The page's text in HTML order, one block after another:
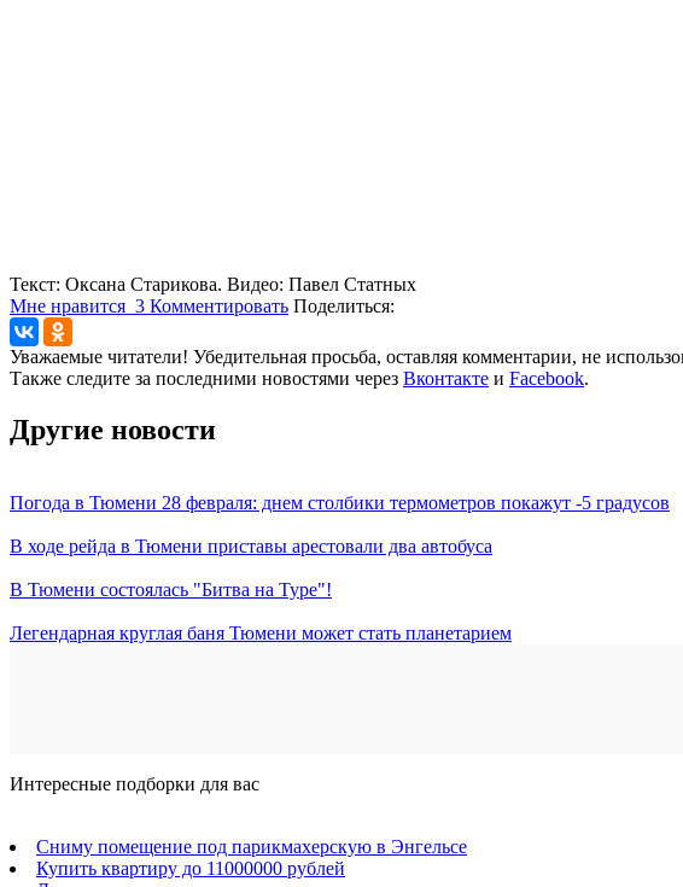
Текст: Оксана Старикова. Видео: Павел Статных
Мне нравится 3 Комментировать Поделиться:
Уважаемые читатели! Убедительная просьба, оставляя комментарии, не
Также следите за последними новостями через Вконтакте и Facebook.
Другие новости
Погода в Тюмени 28 февраля: днем столбики термометров покажут -5 градусов
В ходе рейда в Тюмени приставы арестовали два автобуса
В Тюмени состоялась "Битва на Туре"!
Легендарная круглая баня Тюмени может стать планетарием
Интересные подборки для вас
Сниму помещение под парикмахерскую в Энгельсе
Купить квартиру до 11000000 рублей